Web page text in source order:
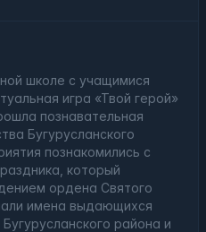
школе с учащимися
игра «Твой герой»
познавательная
Бугурусланского
познакомились с
который
ордена Святого
имена выдающихся
района и